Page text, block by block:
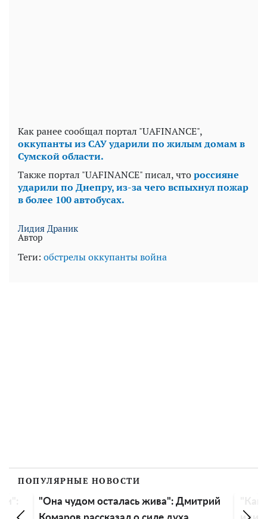
Как ранее сообщал портал "UAFINANCE",
оккупанты из САУ ударили по жилым домам в
Сумской области.
Также портал "UAFINANCE" писал, чтороссияне
ударили по Днепру, из-за чего вспыхнул пожар
в более 100 автобусах.
Лидия Драник
Автор
Теги: обстрелыоккупантывойна
ПОПУЛЯРНЫЕ НОВОСТИ
"Как древняя старушка, смех